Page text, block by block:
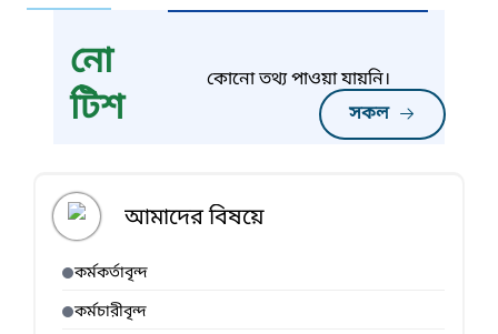
নো
টিশ
সকল
কোনো তথ্য পাওয়া যায়নি।
আমাদের বিষয়ে
কর্মকর্তাবৃন্দ
কর্মচারীবৃন্দ